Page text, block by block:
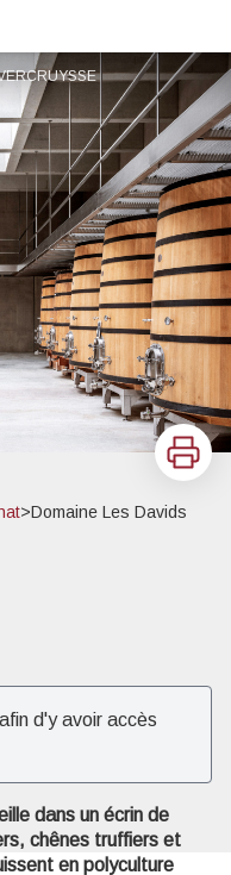
Imprimer
>Domaine Les Davids
d'y avoir accès
dans un écrin de
chênes truffiers et
en polyculture